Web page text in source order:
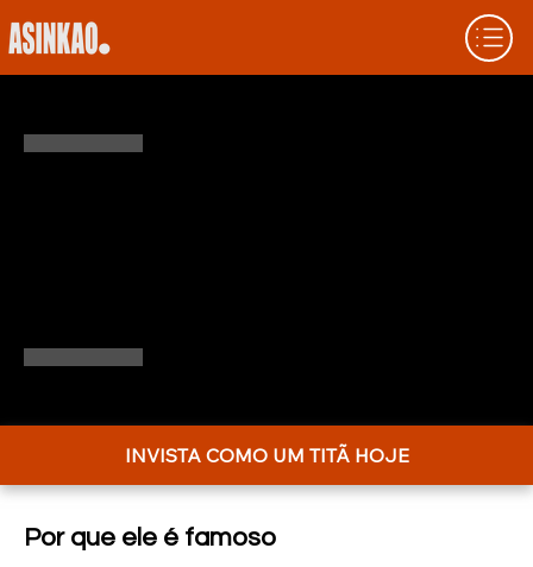
Por que ele é famoso
INVISTA COMO UM TITÃ HOJE